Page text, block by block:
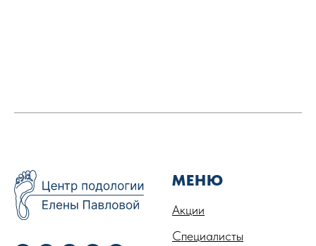
МЕНЮ
Акции
Специалисты